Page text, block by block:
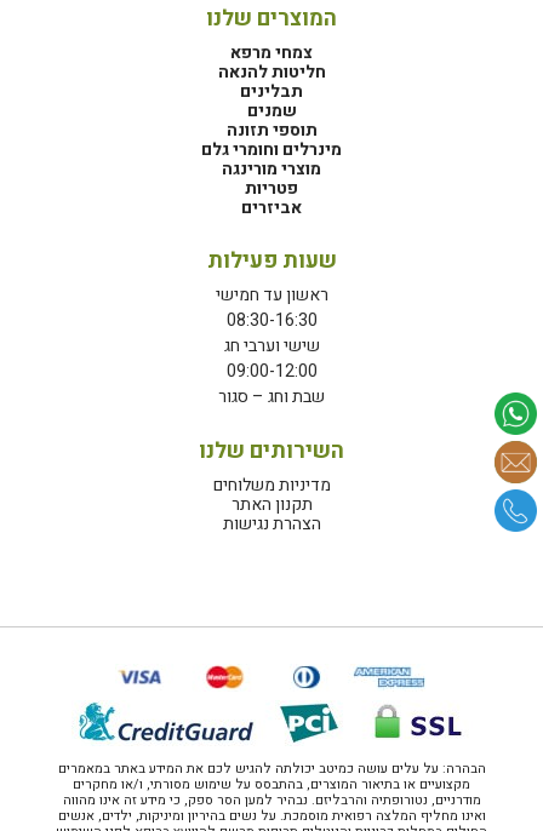
המוצרים שלנו
צמחי מרפא
חליטות להנאה
תבלינים
שמנים
תוספי תזונה
מינרלים וחומרי גלם
מוצרי מורינגה
פטריות
אביזרים
שעות פעילות
ראשון עד חמישי
08:30-16:30
שישי וערבי חג
09:00-12:00
שבת וחג – סגור
השירותים שלנו
מדיניות משלוחים
תקנון האתר
הצהרת נגישות
הבהרה: על עלים עושה כמיטב יכולתה להגיש לכם את המידע באתר במאמרים
מקצועיים או בתיאור המוצרים, בהתבסס על שימוש מסורתי, ו/או מחקרים
מודרניים, נטורופתיה והרבליזם. נבהיר למען הסר ספק, כי מידע זה אינו מהווה
ואינו מחליף המלצה רפואית מוסמכת. על נשים בהיריון ומיניקות, ילדים, אנשים